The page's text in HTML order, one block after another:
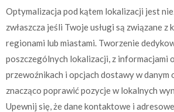
Optymalizacja pod kątem lokalizacji jest
zwłaszcza jeśli Twoje usługi są związane z
regionami lub miastami. Tworzenie
poszczególnych lokalizacji, z informacjami
przewoźnikach i opcjach dostawy w danym
znacząco poprawić pozycje w lokalnych
Upewnij się, że dane kontaktowe i